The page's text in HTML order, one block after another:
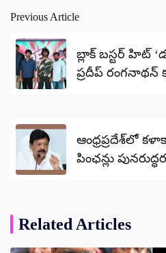
Post
navigation
Previous Article
బ్లాక్ బస్టర్ హిట్
ప్రదీప్ రంగనాథన్
ఆంధ్రప్రదేశ్‌లో
పింఛన్లు
Related Articles